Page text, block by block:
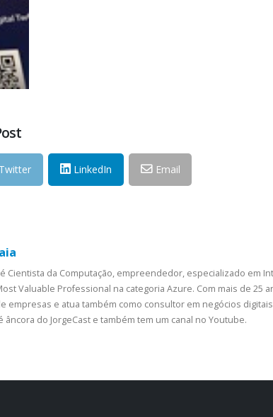
Twitter LinkedIn Email
é Cientista da Computação, empreendedor, especializado em
Valuable Professional na categoria Azure. Com mais de 25
empresas e atua também como consultor em negócios
do JorgeCast e também tem um canal no Youtube.